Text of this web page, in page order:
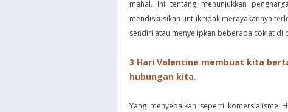
mahal. Ini tentang menunjukkan
mendiskusikan untuk tidak merayakannya
sendiri atau menyelipkan beberapa coklat di
3 Hari Valentine membuat kita
hubungan kita.
Yang menyebalkan seperti komersialisme